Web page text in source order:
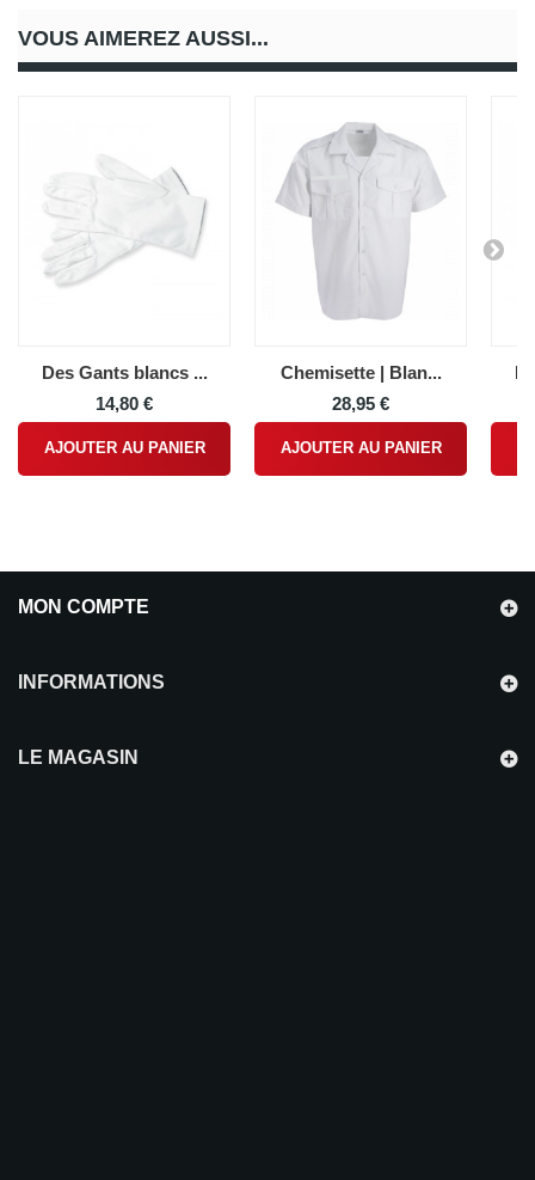
VOUS AIMEREZ AUSSI...
Des Gants blancs ...
14,80 €
AJOUTER AU PANIER
Chemisette | Blan...
28,95 €
AJOUTER AU PANIER
MON COMPTE
INFORMATIONS
LE MAGASIN